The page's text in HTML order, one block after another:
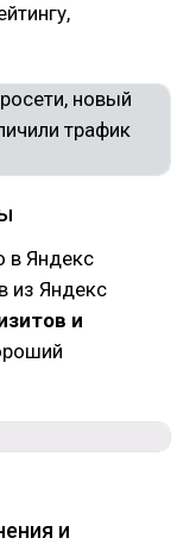
в Яндекс
из Яндекс
и
и